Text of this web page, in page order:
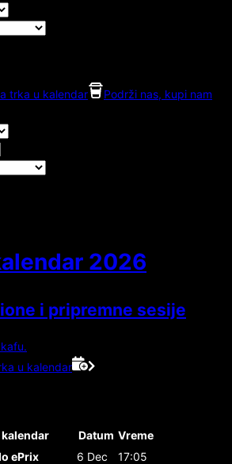
trka u kalendar
Podrži nas, kupi nam
2026
i pripremne sesije
u kalendar
kalendar Datum Vreme
ePrix
6 Dec
17:05